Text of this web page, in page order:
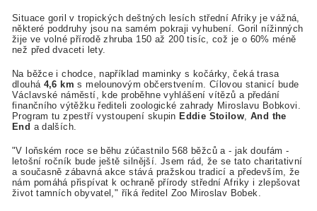
Situace goril v tropických deštných lesích střední Afriky je vážná,
některé poddruhy jsou na samém pokraji vyhubení. Goril nížinných
žije ve volné přírodě zhruba 150 až 200 tisíc, což je o 60% méně
než před dvaceti lety.
Na běžce i chodce, například maminky s kočárky, čeká trasa
dlouhá 4,6 km s melounovým občerstvením. Cílovou stanicí bude
Václavské náměstí, kde proběhne vyhlášení vítězů a předání
finančního výtěžku řediteli zoologické zahrady Miroslavu Bobkovi.
Program tu zpestří vystoupení skupin Eddie Stoilow And the
End a dalších.
"V loňském roce se běhu zúčastnilo 568 běžců a - jak doufám -
letošní ročník bude ještě silnější. Jsem rád, že se tato charitativní
a současně zábavná akce stává pražskou tradicí a především, že
nám pomáhá přispívat k ochraně přírody střední Afriky i zlepšovat
život tamních obyvatel," říká ředitel Zoo Miroslav Bobek.